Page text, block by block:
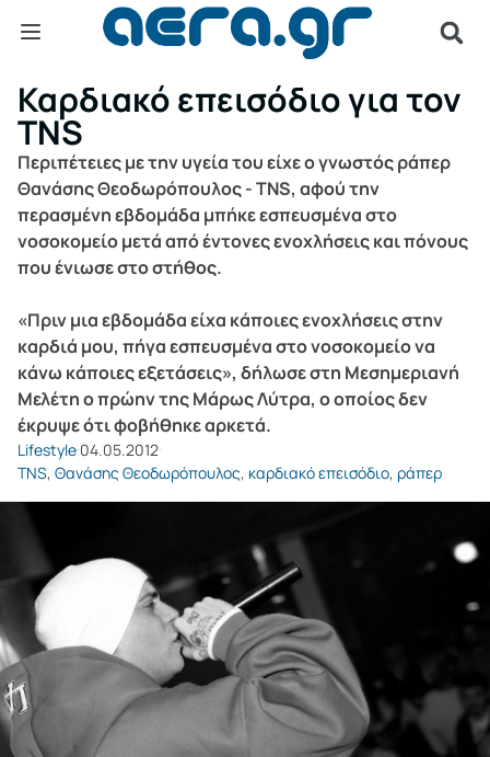
Καρδιακό επεισόδιο για τον
TNS
Περιπέτειες με την υγεία του είχε ο γνωστός ράπερ
Θανάσης Θεοδωρόπουλος - TNS, αφού την
περασμένη εβδομάδα μπήκε εσπευσμένα στο
νοσοκομείο μετά από έντονες ενοχλήσεις και πόνους
που ένιωσε στο στήθος.
«Πριν μια εβδομάδα είχα κάποιες ενοχλήσεις στην
καρδιά μου, πήγα εσπευσμένα στο νοσοκομείο να
κάνω κάποιες εξετάσεις», δήλωσε στη Μεσημεριανή
Μελέτη ο πρώην της Μάρως Λύτρα, ο οποίος δεν
έκρυψε ότι φοβήθηκε αρκετά.
Lifestyle 04.05.2012
TNS, Θανάσης Θεοδωρόπουλος, καρδιακό επεισόδιο, ράπερ